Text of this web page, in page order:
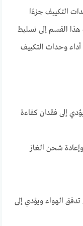
التكييف جزءًا
القسم إلى تسليط
أداء وحدات التكييف
إلى فقدان كفاءة
شحن الغاز
الهواء ويؤدي إلى